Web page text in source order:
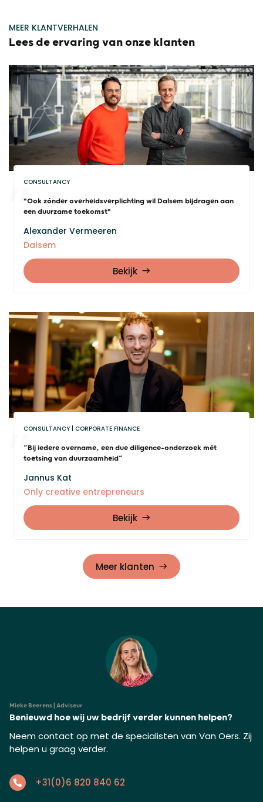
MEER KLANTVERHALEN
Lees de ervaring van onze klanten
CONSULTANCY
"Ook zónder overheidsverplichting wil Dalsem bijdragen aan
een duurzame toekomst"
Alexander Vermeeren
Dalsem
Bekijk
CONSULTANCY CORPORATE FINANCE
“Bij iedere overname, een due diligence-onderzoek mét
toetsing van duurzaamheid”
Jannus Kat
Only creative entrepreneurs
Bekijk
Meer klanten
Mieke Beerens | Adviseur
Benieuwd hoe wij uw bedrijf verder kunnen helpen?
Neem contact op met de specialisten van Van Oers. Zij
helpen u graag verder.
+31(0)6 820 840 62